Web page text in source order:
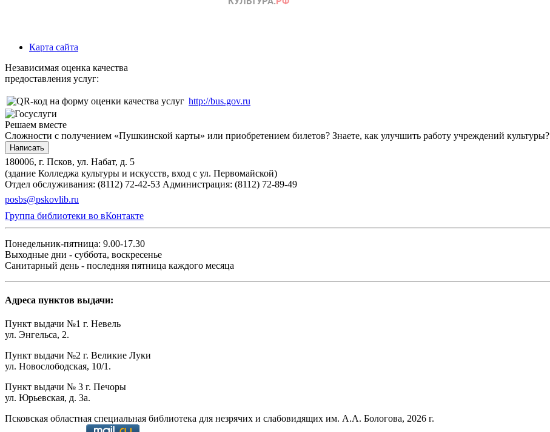
Карта сайта
Независимая оценка качества
предоставления услуг:
http://bus.gov.ru
Решаем вместе
Сложности с получением «Пушкинской карты» или приобретением билетов? Знаете, как улучшить работу учреждений культуры?
Написать
180006, г. Псков, ул. Набат, д. 5
(здание Колледжа культуры и искусств, вход с ул. Первомайской)
Отдел обслуживания: (8112) 72-42-53 Администрация: (8112) 72-89-49
posbs@pskovlib.ru
Группа библиотеки во вКонтакте
Понедельник-пятница: 9.00-17.30
Выходные дни - суббота, воскресенье
Санитарный день - последняя пятница каждого месяца
Адреса пунктов выдачи:
Пункт выдачи №1 г. Невель
ул. Энгельса, 2.
Пункт выдачи №2 г. Великие Луки
ул. Новослободская, 10/1.
Пункт выдачи № 3 г. Печоры
ул. Юрьевская, д. 3а.
Псковская областная специальная библиотека для незрячих и слабовидящих им. А.А. Бологова, 2026 г.